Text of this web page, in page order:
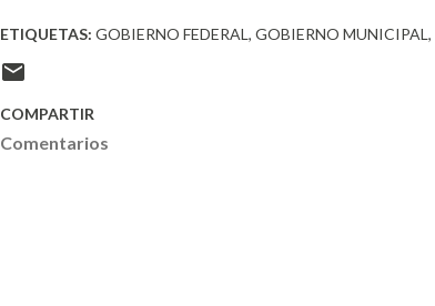
ETIQUETAS: GOBIERNO FEDERAL GOBIERNO MUNICIPAL
COMPARTIR
Comentarios